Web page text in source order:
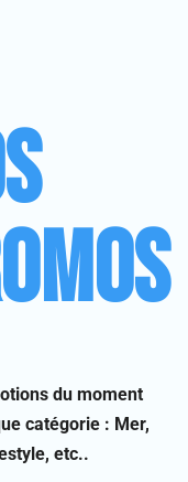
du moment
catégorie : Mer,
etc..
SOLID SET 17″ BLEU
€TTC